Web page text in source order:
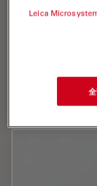
DeRose ,
Publications :
Leica